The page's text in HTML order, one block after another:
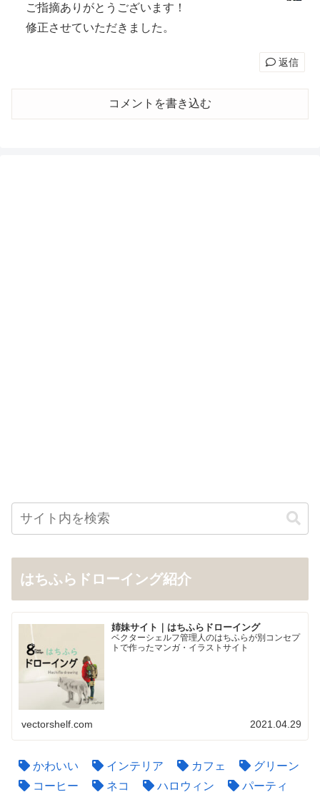
ご指摘ありがとうございます！
修正させていただきました。
返信
コメントを書き込む
はちふらドローイング紹介
姉妹サイト｜はちふらドローイング
ベクターシェルフ管理人のはちふらが別コンセプ
トで作ったマンガ・イラストサイト
vectorshelf.com 2021.04.29
かわいい インテリア カフェ
グリーン
コーヒー
ネコ ハロウィン
パーティ